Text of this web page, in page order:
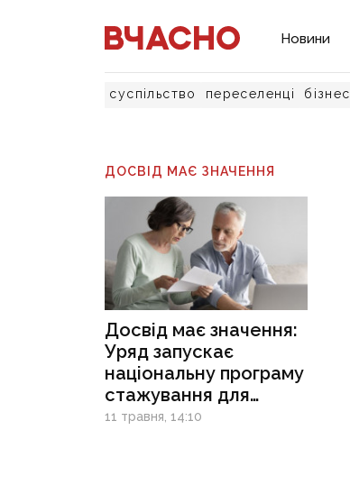
Новини
суспільство переселенці бізнес
ДОСВІД МАЄ ЗНАЧЕННЯ
Досвід має значення:
Уряд запускає
національну програму
стажування для
людей 50+
11 травня, 14:10